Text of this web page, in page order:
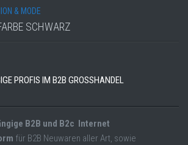
& MODE
SCHWARZ
PROFIS IM B2B GROSSHANDEL
B2B und B2c Internet
für B2B Neuwaren aller Art, sowie